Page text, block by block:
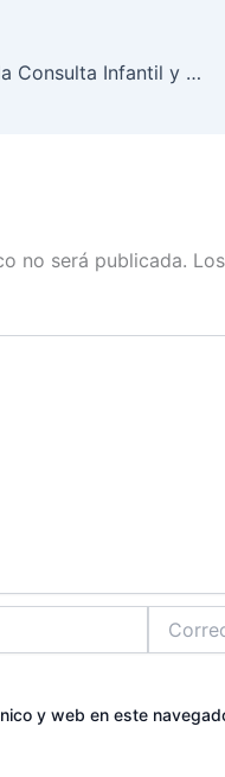
Inició INE Yucatán octava edición de la Consulta Infantil y Juvenil 2018
no será publicada.
y web en este